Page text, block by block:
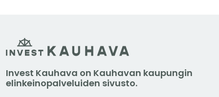
Invest Kauhava on Kauhavan kaupungin
elinkeinopalveluiden sivusto.